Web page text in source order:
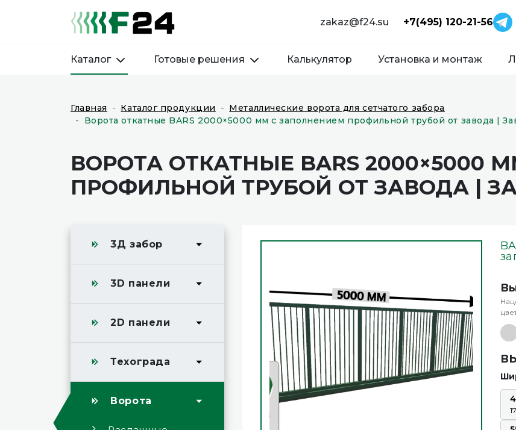
zakaz@f24.su +7(495) 120-21-56
Каталог Готовые решения Калькулятор Установка и монтаж
Главная Каталог продукции
Металлические ворота для сетчатого забора
Ворота откатные BARS 2000×5000 мм с заполнением профильной трубой от завода |
ВОРОТА ОТКАТНЫЕ BARS 2000×5000
ПРОФИЛЬНОЙ ТРУБОЙ ОТ ЗАВОДА |
3Д забор
3D панели
2D панели
Техограда
Ворота